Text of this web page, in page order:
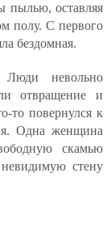
пылью, оставляя
полу. С первого
бездомная.
Люди невольно
отвращение и
то повернулся к
Одна женщина
скамью
стену